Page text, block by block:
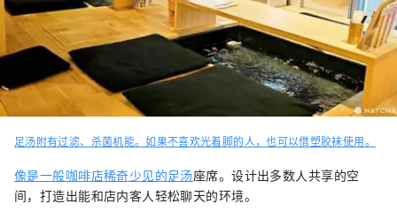
足汤附有过滤、杀菌机能。如果不喜欢光着脚的人，也可以借塑胶袜使用。
像是一般咖啡店稀奇少见的足汤座席。设计出多数人共享的空
间，打造出能和店内客人轻松聊天的环境。